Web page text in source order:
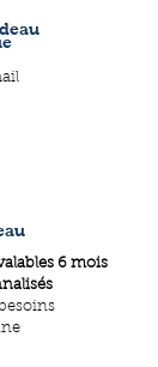
6 mois